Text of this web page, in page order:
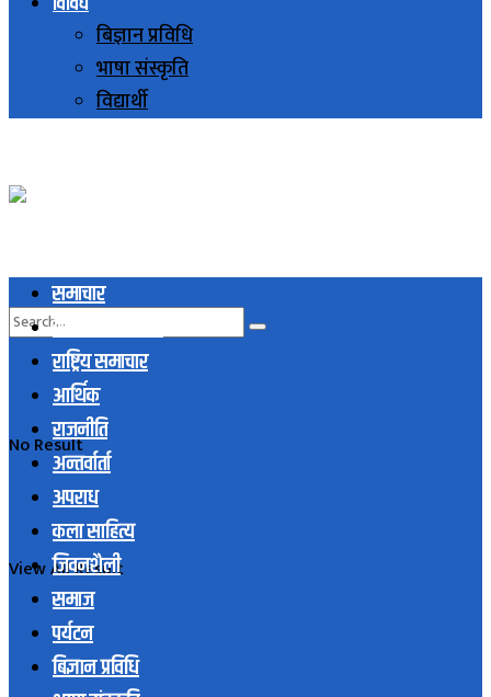
बिज्ञान प्रविधि
भाषा संस्कृति
विद्यार्थी
No Result
View All Result
समाचार
स्थानिय समाचार
राष्ट्रिय समाचार
आर्थिक
राजनीति
अन्तर्वार्ता
अपराध
कला साहित्य
जिवनशैली
समाज
पर्यटन
बिज्ञान प्रविधि